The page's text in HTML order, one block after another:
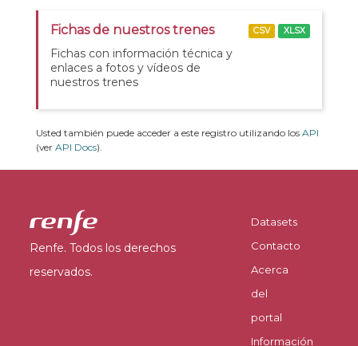
Fichas de nuestros trenes
Fichas con información técnica y
enlaces a fotos y vídeos de
nuestros trenes
CSV XLSX
Usted también puede acceder a este registro utilizando los API
(ver API Docs).
Renfe. Todos los derechos
reservados.
Datasets
Contacto
Acerca
del
portal
Información